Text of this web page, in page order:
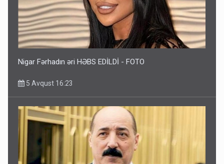
Nigar Fərhadın əri HƏBS EDİLDİ - FOTO
5 Avqust 16:23